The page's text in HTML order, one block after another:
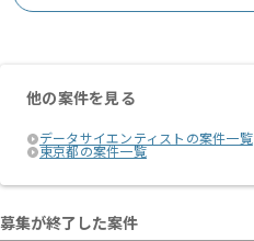
他の案件を見る
データサイエンティストの案件一覧
東京都の案件一覧
募集が終了した案件